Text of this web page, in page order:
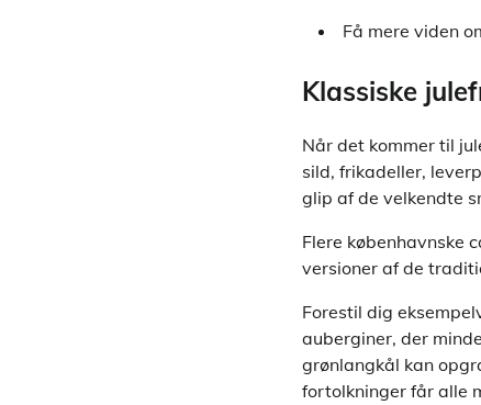
Få mere viden
Klassiske
Når det kommer til
sild, frikadeller,
glip af de velkendte
Flere københavnske
versioner af de
Forestil dig
auberginer, der
grønlangkål kan
fortolkninger får alle